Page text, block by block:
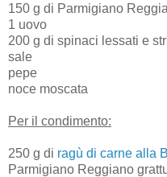
150 g di Parmigiano
1 uovo
200 g di spinaci lessati e
sale
pepe
noce moscata
Per il condimento:
250 g di ragù di carne alla
Parmigiano Reggiano